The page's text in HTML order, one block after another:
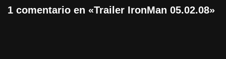
1 comentario en «Trailer IronMan 05.02.08»